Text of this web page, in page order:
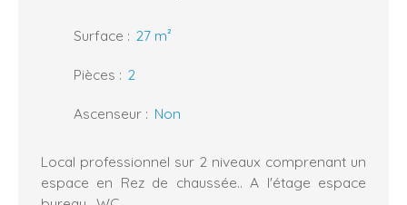
Surface : 27 m²
Pièces : 2
Ascenseur : Non
Local professionnel sur 2 niveaux comprenant un
espace en Rez de chaussée.. A l'étage espace